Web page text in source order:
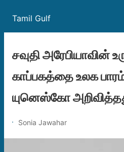
Tamil Gulf
சவுதி அரேபியாவின்
காப்பகத்தை உலக
யுனெஸ்கோ
Sonia Jawahar